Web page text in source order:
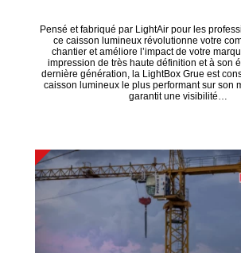
Pensé et fabriqué par LightAir pour les
ce caisson lumineux révolutionne votre
chantier et améliore l’impact de votre
impression de très haute définition et à son
dernière génération, la LightBox Grue est
caisson lumineux le plus performant sur son
garantit une visibilité…